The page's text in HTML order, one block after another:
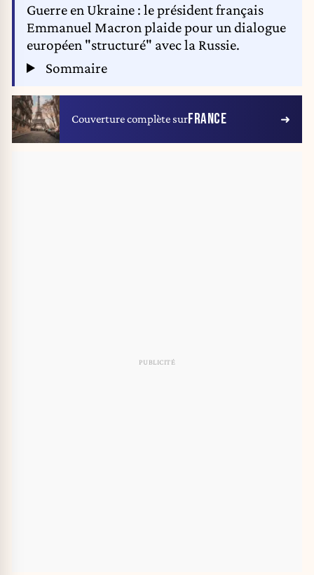
Guerre en Ukraine : le président français
Emmanuel Macron plaide pour un dialogue
européen "structuré" avec la Russie.
Sommaire
Couverture complète surFRANCE